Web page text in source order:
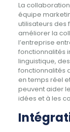
La
équipe
utilisateurs des
améliorer la
l’entreprise
fonctionnalités
linguistique,
fonctionnalités
en temps réel
peuvent aider
idées et à les